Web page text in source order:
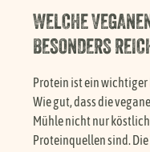
WELCHE
BESONDERS
Protein ist ein
Wie gut, dass die
Mühle nicht nur
Proteinquellen sind. Die